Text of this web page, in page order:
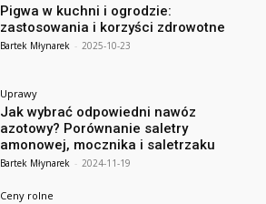
Pigwa w kuchni i ogrodzie:
zastosowania i korzyści zdrowotne
Bartek Młynarek - 2025-10-23
Uprawy
Jak wybrać odpowiedni nawóz
azotowy? Porównanie saletry
amonowej, mocznika i saletrzaku
Bartek Młynarek - 2024-11-19
Ceny rolne